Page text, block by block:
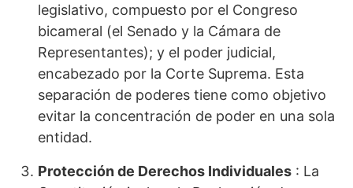
legislativo, compuesto por el Congreso
bicameral (el Senado y la Cámara de
Representantes); y el poder judicial,
encabezado por la Corte Suprema. Esta
separación de poderes tiene como objetivo
evitar la concentración de poder en una sola
entidad.
Protección de Derechos Individuales : La